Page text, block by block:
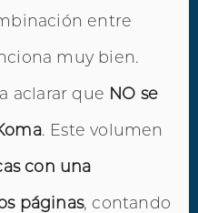
entre
muy bien.
aclarar que NO se
. Este volumen
con una
páginas, contando